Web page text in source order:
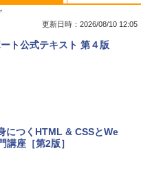
Neo A18 Proチッ
のために設計、Liquid Ret
護 15.6 16インチ パソコ
ード - 800 Robux 【限
ド】 ロブロックス | オン
カード - 2,000 Robux 【限
ド】 ロブロックス | オン
更新日時：2026/08/10 12:05
ト公式テキスト 第４版
につくHTML & CSSとWe
講座［第2版］